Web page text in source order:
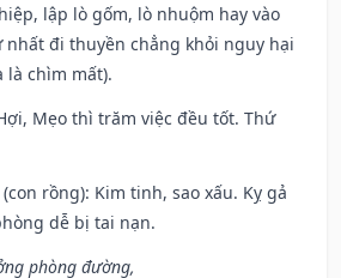
lập lò gốm, lò nhuộm hay vào
đi thuyền chẳng khỏi nguy hại
là chìm mất).
Mẹo thì trăm việc đều tốt. Thứ
rồng): Kim tinh, sao xấu. Kỵ gả
dễ bị tai nạn.
phòng đường,